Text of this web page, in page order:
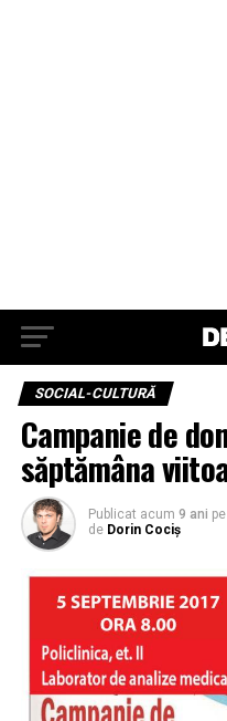
SOCIAL-CULTURĂ
Campanie de
săptămâna
Publicat acum 9 ani pe
de Dorin Cociș